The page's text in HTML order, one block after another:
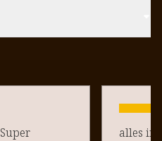
alles in